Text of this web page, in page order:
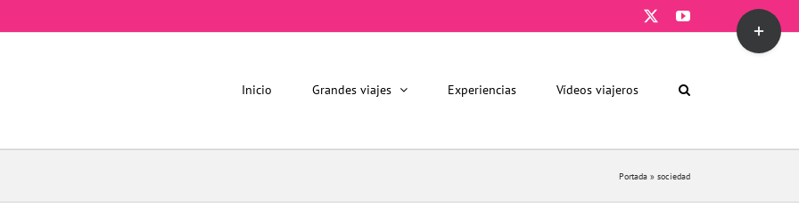
YouTube
Inicio Grandes viajes Experiencias Vídeos viajeros
Portada » sociedad
Toggle
Sliding
Bar